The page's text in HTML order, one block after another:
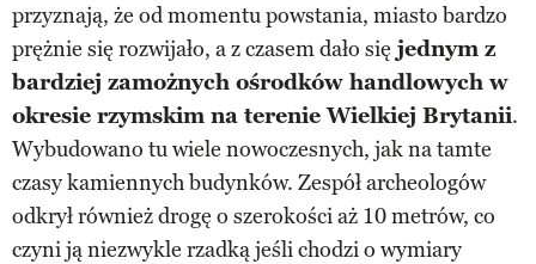
przyznają, że od momentu powstania, miasto bardzo
prężnie się rozwijało, a z czasem dało się jednym z
bardziej zamożnych ośrodków handlowych w
okresie rzymskim na terenie Wielkiej Brytanii.
Wybudowano tu wiele nowoczesnych, jak na tamte
czasy kamiennych budynków. Zespół archeologów
odkrył również drogę o szerokości aż 10 metrów, co
czyni ją niezwykle rzadką jeśli chodzi o wymiary